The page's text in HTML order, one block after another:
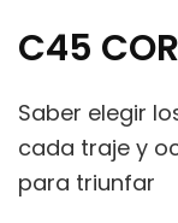
C45
Saber elegir
cada traje y
para triunfar